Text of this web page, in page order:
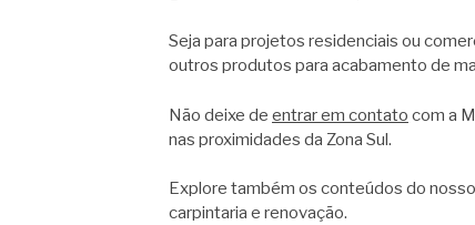
Seja para projetos residenciais ou
outros produtos para acabamento de
Não deixe de entrar em contato com a
nas proximidades da Zona Sul.
Explore também os conteúdos do nosso
carpintaria e renovação.